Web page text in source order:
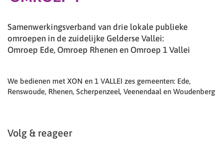
Samenwerkingsverband van drie lokale publieke
omroepen in de zuidelijke Gelderse Vallei:
Omroep Ede, Omroep Rhenen en Omroep 1 Vallei
We bedienen met XON en 1 VALLEI zes gemeenten: Ede,
Renswoude, Rhenen, Scherpenzeel, Veenendaal en Woudenberg
Volg & reageer